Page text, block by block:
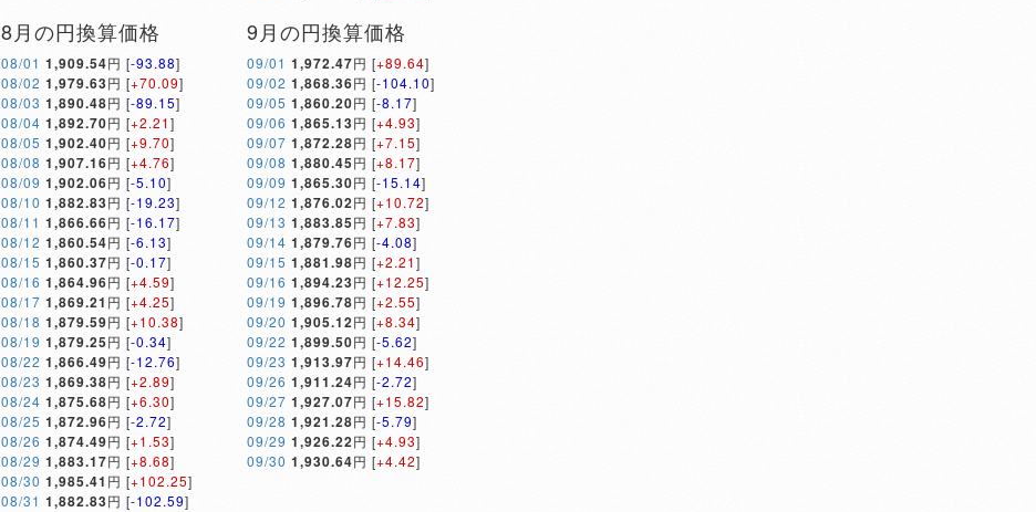
8月の円換算価格
08/01 1,909.54円 [-93.88]
08/02 1,979.63円 [+70.09]
08/03 1,890.48円 [-89.15]
08/04 1,892.70円 [+2.21]
08/05 1,902.40円 [+9.70]
08/08 1,907.16円 [+4.76]
08/09 1,902.06円 [-5.10]
08/10 1,882.83円 [-19.23]
08/11 1,866.66円 [-16.17]
08/12 1,860.54円 [-6.13]
08/15 1,860.37円 [-0.17]
08/16 1,864.96円 [+4.59]
08/17 1,869.21 円 [+4.25]
08/18 1,879.59円 [+10.38]
08/19 1,879.25円 [-0.34]
08/22 1,866.49円 [-12.76]
08/23 1,869.38円 [+2.89]
08/24 1,875.68円 [+6.30]
08/25 1,872.96円 [-2.72]
08/26 1,874.49円 [+1.53]
08/29 1,883.17円 [+8.68]
08/30 1,985.41 円 [+102.25]
08/31 1,882.83円 [-102.59]
9月の円換算価格
09/01 1,972.47円 [+89.64]
09/02 1,868.36円 [-104.10]
09/05 1,860.20円 [-8.17]
09/06 1,865.13円 [+4.93]
09/07 1,872.28円 [+7.15]
09/08 1,880.45円 [+8.17]
09/09 1,865.30円 [-15.14]
09/12 1,876.02円 [+10.72]
09/13 1,883.85円 [+7.83]
09/14 1,879.76円 [-4.08]
09/15 1,881.98円 [+2.21]
09/16 1,894.23円 [+12.25]
09/19 1,896.78円 [+2.55]
09/20 1,905.12円 [+8.34]
09/22 1,899.50円 [-5.62]
09/23 1,913.97円 [+14.46]
09/26 1,911.24円 [-2.72]
09/27 1,927.07円 [+15.82]
09/28 1,921.28円 [-5.79]
09/29 1,926.22円 [+4.93]
09/30 1,930.64円 [+4.42]